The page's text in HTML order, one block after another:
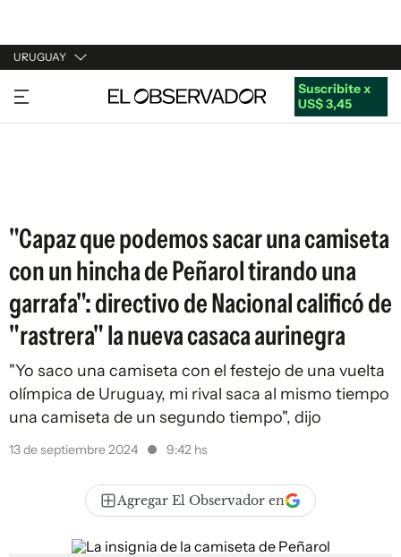
URUGUAY
URUGUAY
ARGENTINA
Suscribite x
US$ 3,45
"Capaz que podemos sacar una camiseta
con un hincha de Peñarol tirando una
garrafa": directivo de Nacional calificó de
"rastrera" la nueva casaca aurinegra
"Yo saco una camiseta con el festejo de una vuelta
olímpica de Uruguay, mi rival saca al mismo tiempo
una camiseta de un segundo tiempo", dijo
13 de septiembre 2024 9:42 hs
Agregar El Observador en